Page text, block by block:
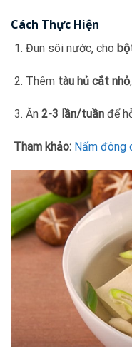
Cách Thực Hiện
Đun sôi nước, cho
Thêm tàu hủ cắt nhỏ
Ăn 2-3 lần/tuầnđể
Tham khảo: Nấm đông